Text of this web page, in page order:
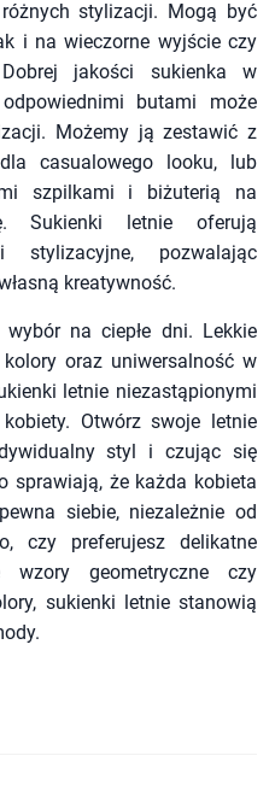
stylizacji. Mogą być
i na wieczorne wyjście czy
jakości sukienka w
butami może
Możemy ją zestawić z
casualowego looku, lub
szpilkami i biżuterią na
Sukienki letnie oferują
stylizacyjne, pozwalając
kreatywność.
na ciepłe dni. Lekkie
oraz uniwersalność w
letnie niezastąpionymi
Otwórz swoje letnie
styl i czując się
sprawiają, że każda kobieta
siebie, niezależnie od
czy preferujesz delikatne
wzory geometryczne czy
sukienki letnie stanowią